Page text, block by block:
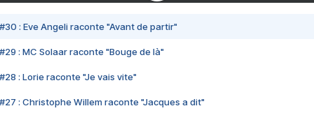
#30 : Eve Angeli raconte "Avant de partir"
#29 : MC Solaar raconte "Bouge de là"
#28 : Lorie raconte "Je vais vite"
#27 : Christophe Willem raconte "Jacques a dit"